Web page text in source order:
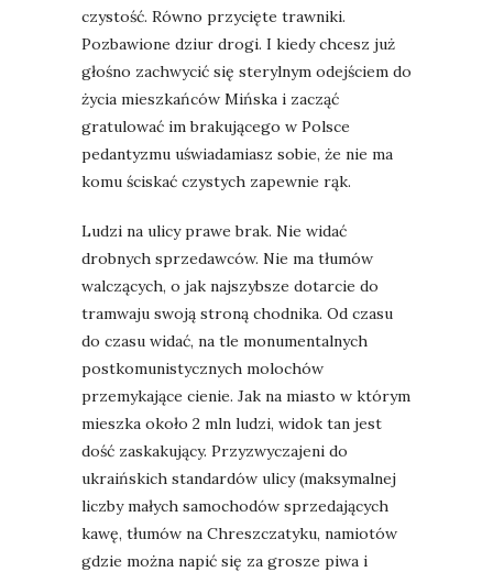
czystość. Równo przycięte trawniki.
Pozbawione dziur drogi. I kiedy chcesz już
głośno zachwycić się sterylnym odejściem do
życia mieszkańców Mińska i zacząć
gratulować im brakującego w Polsce
pedantyzmu uświadamiasz sobie, że nie ma
komu ściskać czystych zapewnie rąk.
Ludzi na ulicy prawe brak. Nie widać
drobnych sprzedawców. Nie ma tłumów
walczących, o jak najszybsze dotarcie do
tramwaju swoją stroną chodnika. Od czasu
do czasu widać, na tle monumentalnych
postkomunistycznych molochów
przemykające cienie. Jak na miasto w którym
mieszka około 2 mln ludzi, widok tan jest
dość zaskakujący. Przyzwyczajeni do
ukraińskich standardów ulicy (maksymalnej
liczby małych samochodów sprzedających
kawę, tłumów na Chreszczatyku, namiotów
gdzie można napić się za grosze piwa i